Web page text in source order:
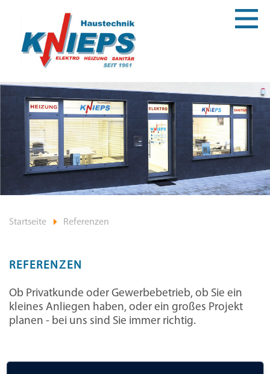
Startseite Referenzen
REFERENZEN
Ob Privatkunde oder Gewerbebetrieb, ob Sie ein
kleines Anliegen haben, oder ein großes Projekt
planen - bei uns sind Sie immer richtig.